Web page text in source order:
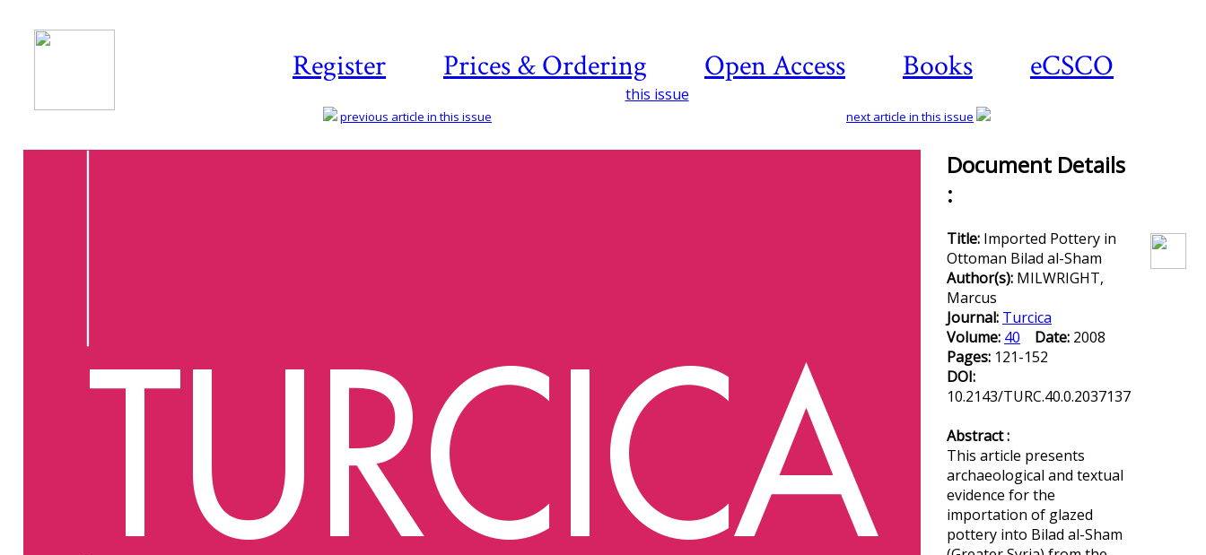
Register Prices & Ordering Open Access Books eCSCO
this issue
previous article in this issue next article in this issue
Document Details
:
Title: Imported Pottery in
Ottoman Bilad al-Sham
Author(s): MILWRIGHT,
Marcus
Journal: Turcica
Volume: 40 Date: 2008
Pages: 121-152
DOI:
10.2143/TURC.40.0.2037137
Abstract :
This article presents
archaeological and textual
evidence for the
importation of glazed
pottery into Bilad al-Sham